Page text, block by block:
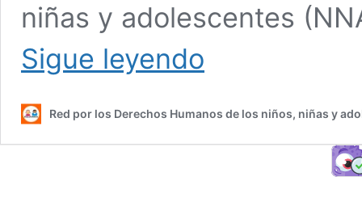
niñas y adolescentes
Sigue leyendo
Red por los Derechos Humanos de los niños, niñas y